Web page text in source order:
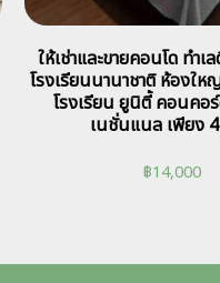
ให้เช่าและขายคอนโด ทำเ
โรงเรียนนานาชาติ ห้องให
โรงเรียน ยูนิตี้ คอนคอ
เนชั่นแนล เพียง
฿14,000